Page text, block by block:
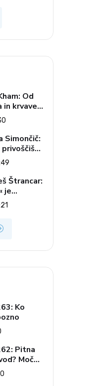
Od
in krvave
(Vroča
Simončič:
30.
Štrancar:
je
Ko
Pitna
Moč